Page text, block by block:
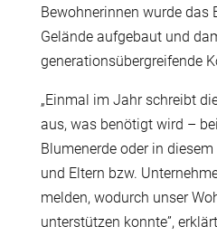
Bewohnerinnen wurde das
Gelände aufgebaut und
generationsübergreifende
„Einmal im Jahr schreibt
aus, was benötigt wird –
Blumenerde oder in
und Eltern bzw.
melden, wodurch unser
unterstützen konnte”,